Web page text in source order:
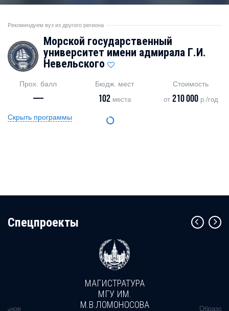
Рекомендуем вуз из другого региона
Морской государственный
университет имени адмирала Г.И.
Невельского
Прох. балл
—
Бюдж. мест
102места
Стоимость
от 210 000р./год
Скрыть программы
Cпецпроекты
МАГИСТРАТУРА
МГУ ИМ.
М.В.ЛОМОНОСОВА